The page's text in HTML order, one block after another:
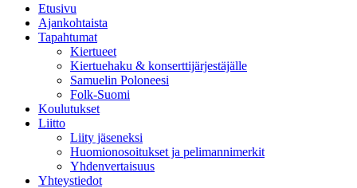
Etusivu
Ajankohtaista
Tapahtumat
Kiertueet
Kiertuehaku & konserttijärjestäjälle
Samuelin Poloneesi
Folk-Suomi
Koulutukset
Liitto
Liity jäseneksi
Huomionosoitukset ja pelimannimerkit
Yhdenvertaisuus
Yhteystiedot